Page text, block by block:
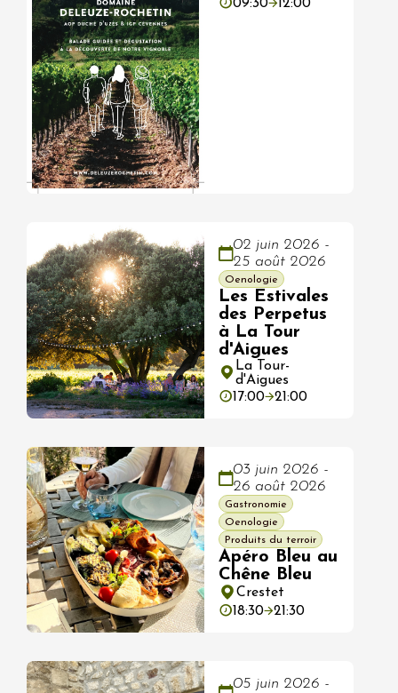
09:30 12:00
02 juin 2026 -
25 août 2026
Oenologie
Les Estivales
des Perpetus
à La Tour
d'Aigues
La Tour-
d'Aigues
17:00
21:00
03 juin 2026 -
26 août 2026
Gastronomie
Oenologie
Produits du terroir
Apéro Bleu au
Chêne Bleu
Crestet
18:30
21:30
05 juin 2026 -